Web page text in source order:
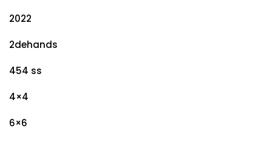
2022
2dehands
454 ss
4×4
6×6